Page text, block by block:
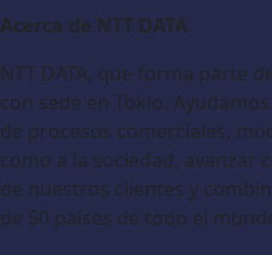
Acerca de NTT DATA
NTT DATA, que forma parte
con sede en Tokio.
de procesos comerciales,
como a la sociedad,
de nuestros clientes y
de 50 países de todo el